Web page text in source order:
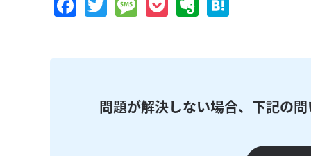
問題が解決しない場合、下記の